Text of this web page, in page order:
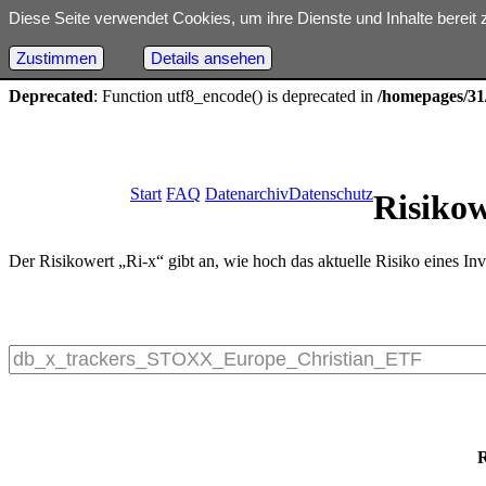
18
Deprecated: Function utf8_encode() is deprecated in /homepages/
Start FAQ DatenarchivDatenschutz
Der Risikowert „Ri-x“ gibt an, wie hoch das aktuelle Risiko eines
Diese Seite verwendet Cookies, um ihre Dienste und Inhalte
Zustimmen Details ansehen